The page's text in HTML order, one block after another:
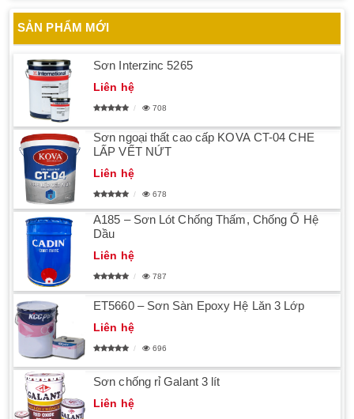
SẢN PHẨM MỚI
Sơn Interzinc 5265
Liên hệ
708
Sơn ngoại thất cao cấp KOVA CT-04 CHE
LẤP VẾT NỨT
Liên hệ
678
A185 – Sơn Lót Chống Thấm, Chống Ố Hệ
Dầu
Liên hệ
787
ET5660 – Sơn Sàn Epoxy Hệ Lăn 3 Lớp
Liên hệ
696
Sơn chống rỉ Galant 3 lít
Liên hệ